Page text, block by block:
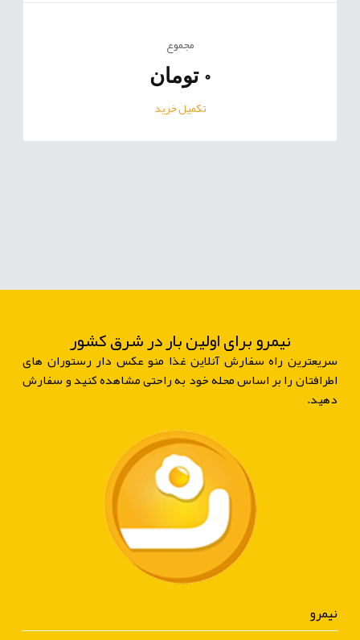
مجموع
0 تومان
تکمیل خرید
نیمرو برای اولین بار در شرق کشور
سریعترین راه سفارش آنلاین غذا منو عکس دار رستوران های
اطرافتان را بر اساس محله خود به راحتی مشاهده کنید و سفارش
دهید.
نیمرو